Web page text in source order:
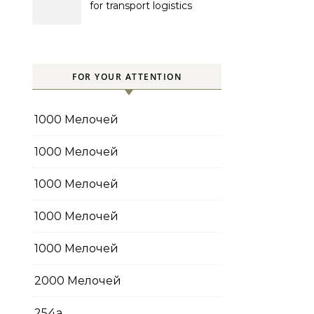
for transport logistics
FOR YOUR ATTENTION
1000 Мелочей
1000 Мелочей
1000 Мелочей
1000 Мелочей
1000 Мелочей
2000 Мелочей